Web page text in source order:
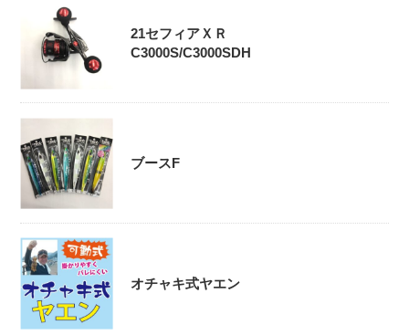
21セフィアＸＲ
C3000S/C3000SDH
ブースF
オチャキ式ヤエン